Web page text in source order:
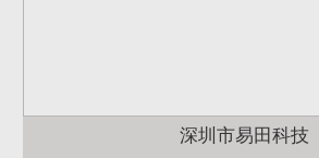
深圳市易田科技